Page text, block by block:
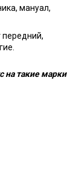
мануал,
передний,
на такие марки